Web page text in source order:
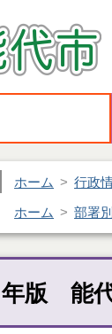
ホーム 行政
ホーム 部署
版 能代